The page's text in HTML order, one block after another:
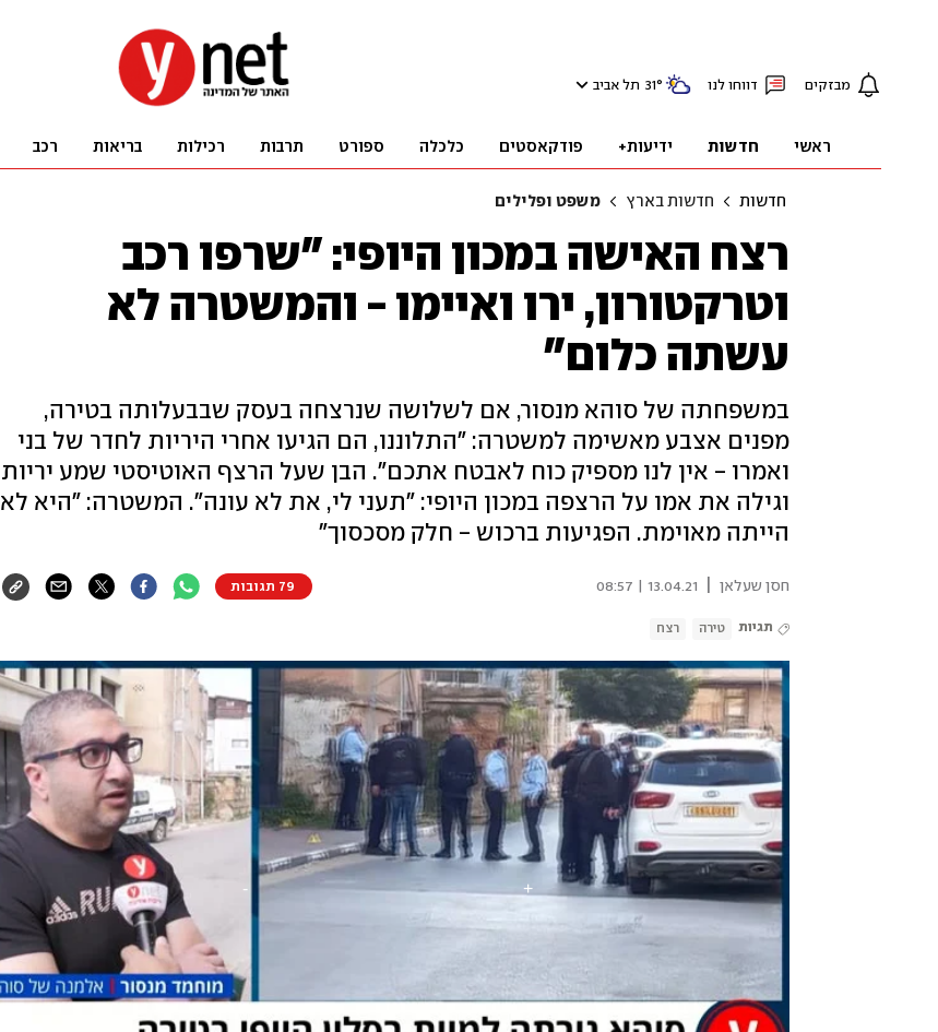
מבזקים דווחו לנו 31° תל אביב
ראשי חדשות ידיעות+ פודקאסטים כלכלה ספורט תרבות רכילות בריאות רכב
חדשות חדשות בארץ משפט ופלילים
רצח האישה במכון היופי: "שרפו רכב
וטרקטורון, ירו ואיימו - והמשטרה לא
עשתה כלום"
במשפחתה של סוהא מנסור, אם לשלושה שנרצחה בעסק שבבעלותה בטירה,
מפנים אצבע מאשימה למשטרה: "התלוננו, הם הגיעו אחרי היריות לחדר של בני
ואמרו - אין לנו מספיק כוח לאבטח אתכם". הבן שעל הרצף האוטיסטי שמע יריות
וגילה את אמו על הרצפה במכון היופי: "תעני לי, את לא עונה". המשטרה: "היא לא
הייתה מאוימת. הפגיעות ברכוש - חלק מסכסוך"
חסן שעלאן 13.04.21 | 08:57 79 תגובות
תגיות טירה רצח